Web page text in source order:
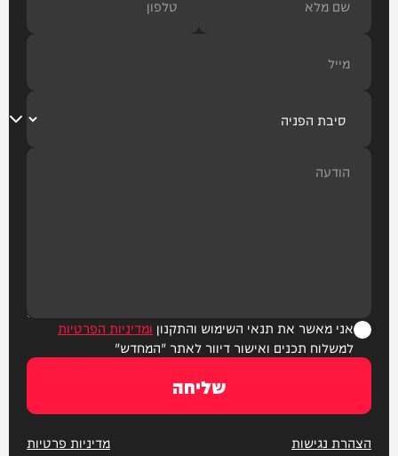
אני מאשר את תנאי השימוש והתקנון ומדיניות הפרטיות
למשלוח תכנים ואישור דיוור לאתר "המחדש"
שליחה
הצהרת נגישות מדיניות פרטיות